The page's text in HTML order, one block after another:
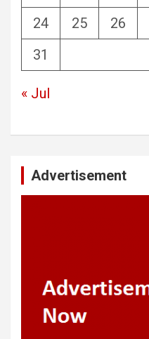
24
25 26
31
« Jul
Advertisement